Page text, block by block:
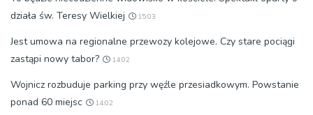
działa św. Teresy Wielkiej
15:03
Jest umowa na regionalne przewozy kolejowe. Czy stare pociągi
zastąpi nowy tabor?
14:02
Wojnicz rozbuduje parking przy węźle przesiadkowym. Powstanie
ponad 60 miejsc
14:02